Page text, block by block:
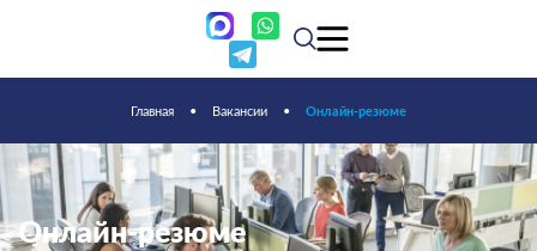
Главная • Вакансии • Онлайн-резюме
Онлайн-резюме